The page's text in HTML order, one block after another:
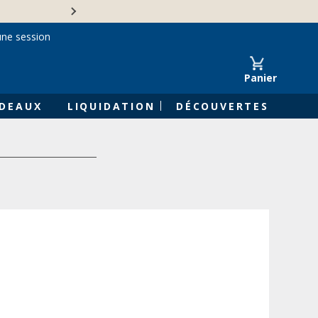
Panier
LIQUIDATION DÉCOUVERTES
session